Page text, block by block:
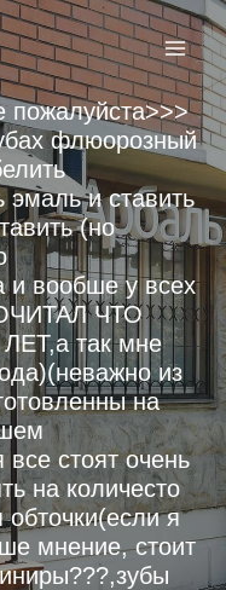
пожалуйста>>>
флюорозный
эмаль и ставить
(но
и вообше у всех
ЧТО
так мне
из
на
стоят очень
на количесто
я
мнение, стоит